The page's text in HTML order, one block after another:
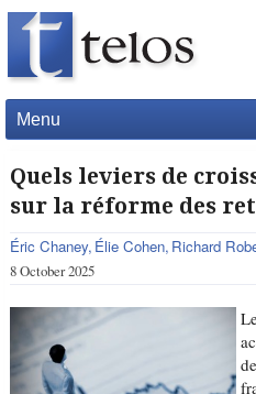
Menu
Quels leviers de
sur la réforme des
Éric Chaney Élie Cohen Richard
8 October 2025